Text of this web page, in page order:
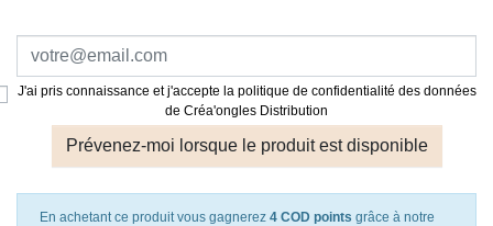
J'ai pris connaissance et j'accepte la politique de confidentialité des données
de Créa'ongles Distribution
Prévenez-moi lorsque le produit est disponible
En achetant ce produit vous gagnerez 4 COD points grâce à notre